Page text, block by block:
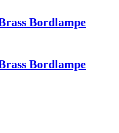
Bordlampe
Bordlampe